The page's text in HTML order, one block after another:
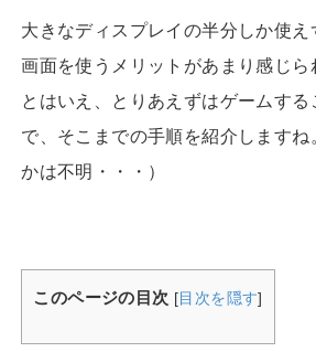
大きなディスプレイの半分しか使え
画面を使うメリットがあまり感じら
とはいえ、とりあえずはゲームす
で、そこまでの手順を紹介しますね
かは不明・・・）
このページの目次 [ 目次を隠す]